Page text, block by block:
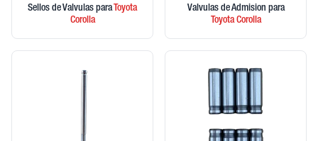
Sellos de Valvulas para Toyota
Corolla
Valvulas de Admision para
ToyotaCorolla